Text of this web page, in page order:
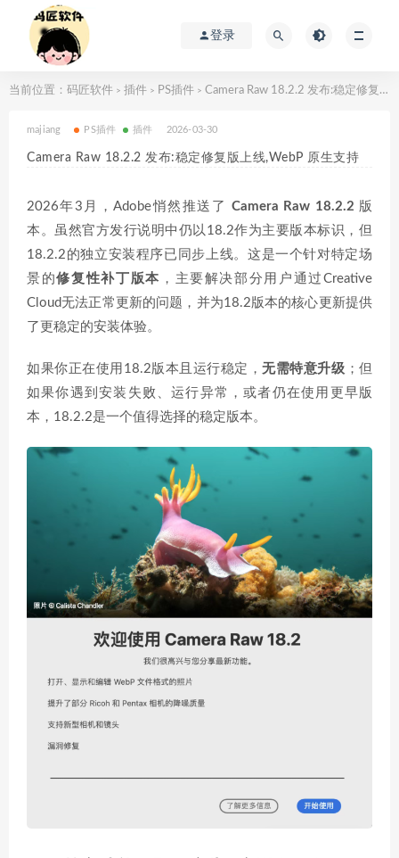
登录
当前位置： 码匠软件 > 插件 > PS插件 > Camera Raw 18.2.2 发布:稳定修复版上线,WebP 原生支持
majiang PS插件 插件 2026-03-30
Camera Raw 18.2.2 发布:稳定修复版上线,WebP 原生支持
2026年3月，Adobe悄然推送了 Camera Raw 18.2.2 版
本。虽然官方发行说明中仍以18.2作为主要版本标识，但
18.2.2的独立安装程序已同步上线。这是一个针对特定场
景的修复性补丁版本 ，主要解决部分用户通过Creative
Cloud无法正常更新的问题，并为18.2版本的核心更新提供
了更稳定的安装体验。
如果你正在使用18.2版本且运行稳定，无需特意升级 ；但
如果你遇到安装失败、运行异常，或者仍在使用更早版
本，18.2.2是一个值得选择的稳定版本。